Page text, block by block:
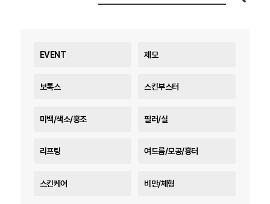
EVENT 제모
보톡스 스킨부스터
미백/색소/홍조 필러/실
리프팅 여드름/모공/흉터
스킨케어 비만/체형